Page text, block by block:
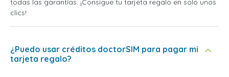
todas las garantías. ¡Consigue tu tarjeta regalo en solo unos
clics!
¿Puedo usar créditos doctorSIM para pagar mi
tarjeta regalo?